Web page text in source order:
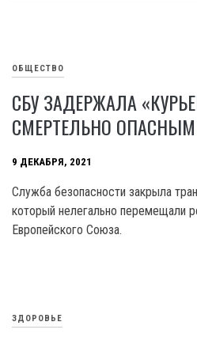
ОБЩЕСТВО
СБУ ЗАДЕРЖАЛА
СМЕРТЕЛЬНО
9 ДЕКАБРЯ, 2021
Служба безопасности закрыла
который нелегально перемещали
Европейского Союза.
ЗДОРОВЬЕ